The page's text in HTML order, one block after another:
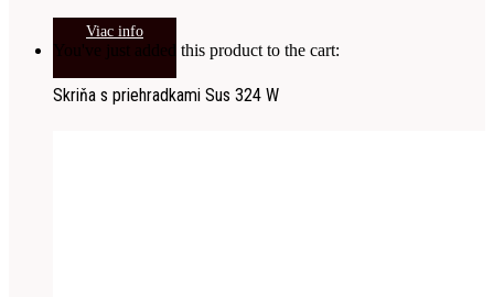
Viac info
You've just added this product to the cart:
Skriňa s priehradkami Sus 324 W